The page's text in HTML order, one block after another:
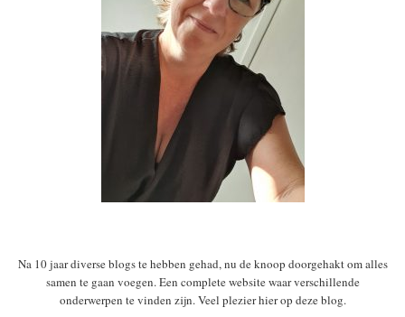
Na 10 jaar diverse blogs te hebben gehad, nu de knoop doorgehakt om alles
samen te gaan voegen. Een complete website waar verschillende
onderwerpen te vinden zijn. Veel plezier hier op deze blog.